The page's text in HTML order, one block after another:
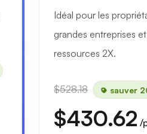
Idéal pour les
grandes entreprises
ressources 2X.
$528.18 sauver
$430.62 /